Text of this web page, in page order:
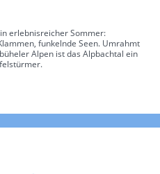
erlebnisreicher Sommer:
funkelnde Seen. Umrahmt
Alpen ist das Alpbachtal ein